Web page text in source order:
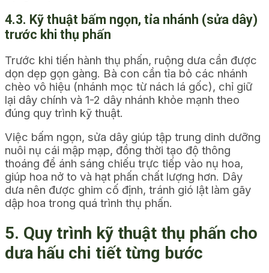
4.3. Kỹ thuật bấm ngọn, tỉa nhánh (sửa dây)
trước khi thụ phấn
Trước khi tiến hành thụ phấn, ruộng dưa cần được
dọn dẹp gọn gàng. Bà con cần tỉa bỏ các nhánh
chèo vô hiệu (nhánh mọc từ nách lá gốc), chỉ giữ
lại dây chính và 1-2 dây nhánh khỏe mạnh theo
đúng quy trình kỹ thuật.
Việc bấm ngọn, sửa dây giúp tập trung dinh dưỡng
nuôi nụ cái mập mạp, đồng thời tạo độ thông
thoáng để ánh sáng chiếu trực tiếp vào nụ hoa,
giúp hoa nở to và hạt phấn chất lượng hơn. Dây
dưa nên được ghim cố định, tránh gió lật làm gãy
dập hoa trong quá trình thụ phấn.
5. Quy trình kỹ thuật thụ phấn cho
dưa hấu chi tiết từng bước